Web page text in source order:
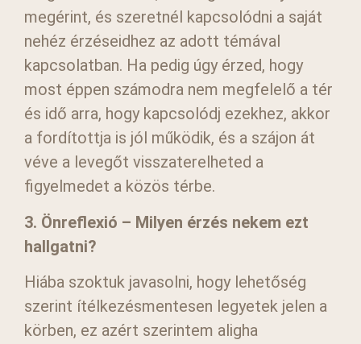
megérint, és szeretnél kapcsolódni a saját
nehéz érzéseidhez az adott témával
kapcsolatban. Ha pedig úgy érzed, hogy
most éppen számodra nem megfelelő a tér
és idő arra, hogy kapcsolódj ezekhez, akkor
a fordítottja is jól működik, és a szájon át
véve a levegőt visszaterelheted a
figyelmedet a közös térbe.
3. Önreflexió – Milyen érzés nekem ezt
hallgatni?
Hiába szoktuk javasolni, hogy lehetőség
szerint ítélkezésmentesen legyetek jelen a
körben, ez azért szerintem aligha